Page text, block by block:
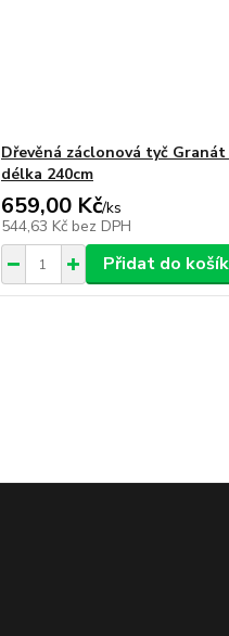
Dřevěná záclonová tyč
délka 240cm
659,00 Kč/ks
544,63 Kč bez DPH
Přidat do